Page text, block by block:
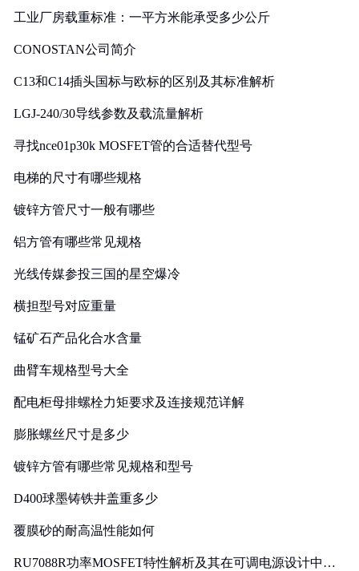
工业厂房载重标准：一平方米能承受多少公斤
CONOSTAN公司简介
C13和C14插头国标与欧标的区别及其标准解析
LGJ-240/30导线参数及载流量解析
寻找nce01p30k MOSFET管的合适替代型号
电梯的尺寸有哪些规格
镀锌方管尺寸一般有哪些
铝方管有哪些常见规格
光线传媒参投三国的星空爆冷
横担型号对应重量
锰矿石产品化合水含量
曲臂车规格型号大全
配电柜母排螺栓力矩要求及连接规范详解
膨胀螺丝尺寸是多少
镀锌方管有哪些常见规格和型号
D400球墨铸铁井盖重多少
覆膜砂的耐高温性能如何
RU7088R功率MOSFET特性解析及其在可调电源设计中的